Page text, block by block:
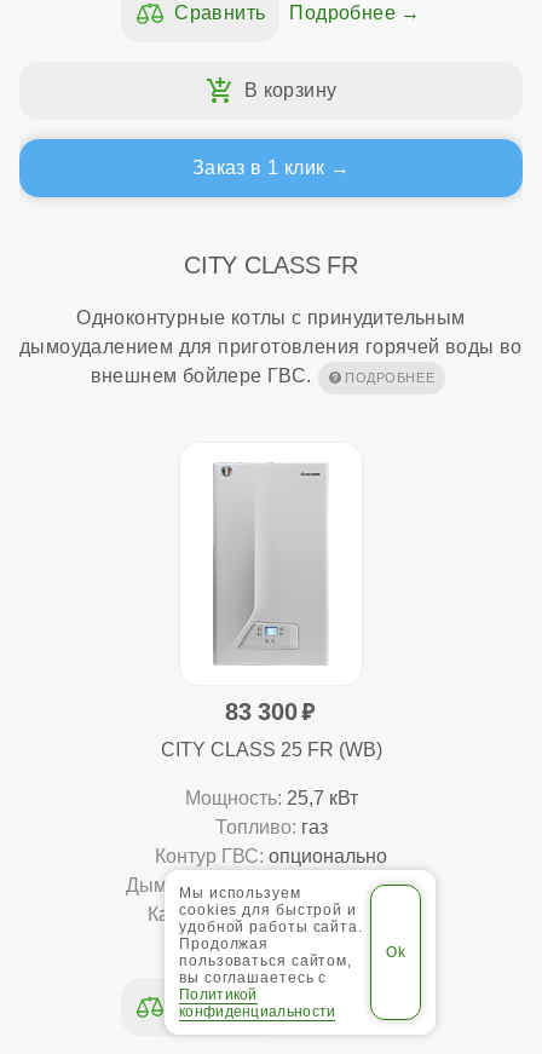
Подробнее
Заказ в 1 клик
CITY CLASS FR
Одноконтурные котлы с принудительным
дымоудалением для приготовления горячей воды во
внешнем бойлере ГВС.
83 300
CITY CLASS 25 FR (WB)
Мощность: 25,7 кВт
Топливо: газ
Контур ГВС: опционально
Дымоудаление:принудительное
Камера сгорания:закрытая
Тип:конвекционный
Подробнее
Мы используем
cookies для быстрой и
удобной работы сайта.
Продолжая
пользоваться сайтом,
вы соглашаетесь с
Политикой
конфиденциальности